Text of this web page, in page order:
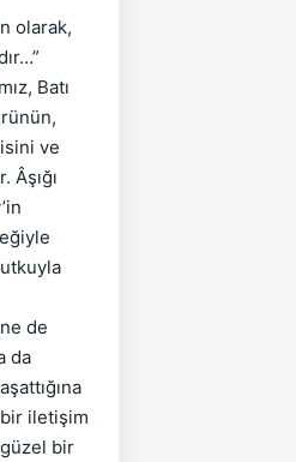
olarak,
Batı
ve
Âşığı
de
da
iletişim
güzel bir